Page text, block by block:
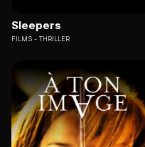
Sleepers
FILMS THRILLER